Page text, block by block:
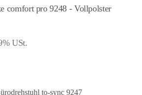
comfort pro 9248 - Vollpolster
USt.